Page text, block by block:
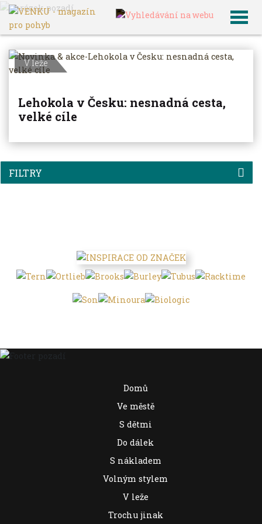
VENKU Archiv článků
FILTRY
V leže
Lehokola v Česku: nesnadná cesta,
velké cíle
Domů
Ve městě
S dětmi
Do dálek
S nákladem
Volným stylem
V leže
Trochu jinak